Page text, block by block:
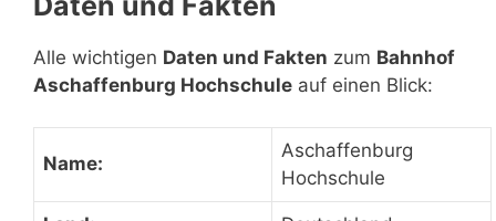
Alle wichtigen Daten und Fakten zum Bahnhof
Aschaffenburg Hochschule auf einen Blick:
Name:
Aschaffenburg
Hochschule